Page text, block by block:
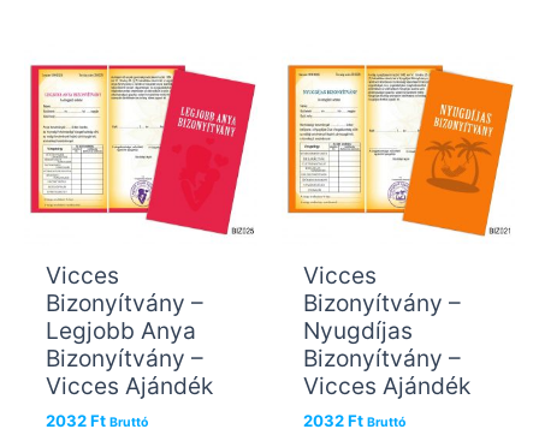
Vicces
Bizonyítvány –
Legjobb Anya
Bizonyítvány –
Vicces Ajándék
2032Ft Bruttó
Vicces
Bizonyítvány –
Nyugdíjas
Bizonyítvány –
Vicces Ajándék
2032Ft Bruttó